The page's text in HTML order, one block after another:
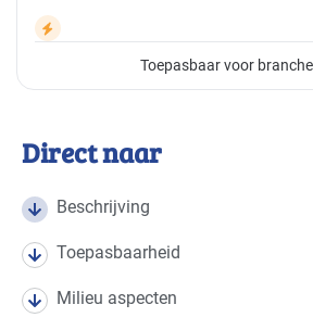
Toepasbaar voor
Toepasbaar voor
branches
Autobranche - autoschadeherstel
Autobranche - garage en handel
Direct naar
Beschrijving
Toepasbaarheid
Milieu aspecten